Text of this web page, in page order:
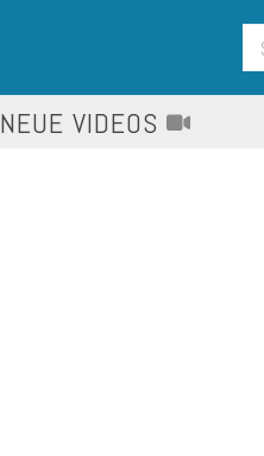
NEUE VIDEOS